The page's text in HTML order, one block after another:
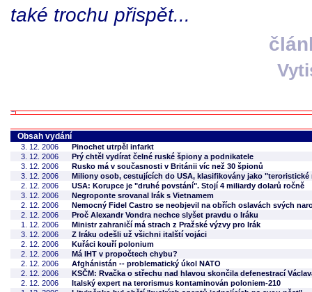
také trochu přispět...
Obsah vydání
3. 12. 2006
Pinochet utrpěl infarkt
3. 12. 2006
Prý chtěl vydírat čelné ruské špiony a podnikatele
3. 12. 2006
Rusko má v současnosti v Británii víc než 30 špionů
3. 12. 2006
Miliony osob, cestujících do USA, klasifikovány jako "teroristické
2. 12. 2006
USA: Korupce je "druhé povstání". Stojí 4 miliardy dolarů ročně
3. 12. 2006
Negroponte srovanal Irák s Vietnamem
2. 12. 2006
Nemocný Fidel Castro se neobjevil na obřích oslavách svých
2. 12. 2006
Proč Alexandr Vondra nechce slyšet pravdu o Iráku
1. 12. 2006
Ministr zahraničí má strach z Pražské výzvy pro Irák
3. 12. 2006
Z Iráku odešli už všichni italští vojáci
2. 12. 2006
Kuřáci kouří polonium
2. 12. 2006
Má IHT v propočtech chybu?
2. 12. 2006
Afghánistán -- problematický úkol NATO
2. 12. 2006
KSČM: Rvačka o střechu nad hlavou skončila defenestrací
2. 12. 2006
Italský expert na terorismus kontaminován poloniem-210